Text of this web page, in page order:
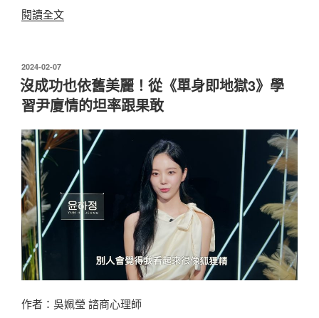
鎮
閱讀全文〈不
安
分
一
點
嗎？
《單
身
即
地
厚
發
佈
於
2024-02-07
沒成功也依舊美麗！從《單身即地獄3》學
習尹廈情的坦率跟果敢
作者：吳姵瑩 諮商心理師